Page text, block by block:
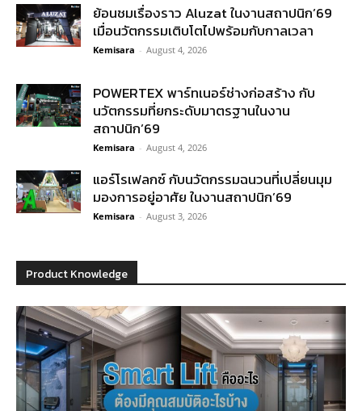
ย้อนชมเรื่องราว Aluzat ในงานสถาปนิก’69
เมื่อนวัตกรรมเติบโตไปพร้อมกับกาลเวลา
Kemisara - August 4, 2026
POWERTEX พาร์ทเนอร์ช่างก่อสร้าง กับ
นวัตกรรมที่ยกระดับมาตรฐานในงาน
สถาปนิก’69
Kemisara - August 4, 2026
แอร์โรเฟลกซ์ กับนวัตกรรมฉนวนที่เปลี่ยนมุม
มองการอยู่อาศัย ในงานสถาปนิก’69
Kemisara - August 3, 2026
Product Knowledge